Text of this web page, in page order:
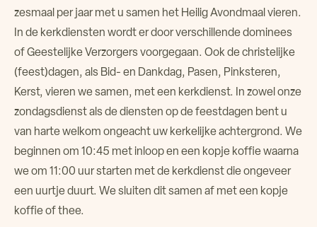
Wonen
Over ons
Verhuur ruimtes
zesmaal per jaar met u samen het Heilig Avondmaal vieren.
In de kerkdiensten wordt er door verschillende dominees
of Geestelijke Verzorgers voorgegaan. Ook de christelijke
(feest)dagen, als Bid- en Dankdag, Pasen, Pinksteren,
Kerst, vieren we samen, met een kerkdienst. In zowel onze
zondagsdienst als de diensten op de feestdagen bent u
van harte welkom ongeacht uw kerkelijke achtergrond. We
beginnen om 10:45 met inloop en een kopje koffie waarna
we om 11:00 uur starten met de kerkdienst die ongeveer
een uurtje duurt. We sluiten dit samen af met een kopje
koffie of thee.